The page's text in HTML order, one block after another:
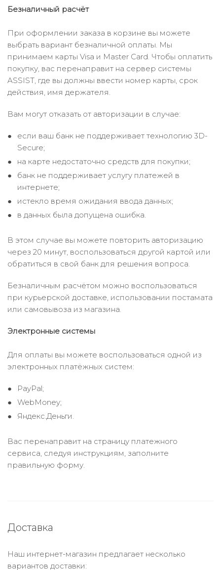
Безналичный расчёт
При оформлении заказа в корзине вы можете
выбрать вариант безналичной оплаты. Мы
принимаем карты Visa и Master Card. Чтобы оплатить
покупку, вас перенаправит на сервер системы
ASSIST, где вы должны ввести номер карты, срок
действия, имя держателя.
Вам могут отказать от авторизации в случае:
если ваш банк не поддерживает технологию 3D-
Secure;
на карте недостаточно средств для покупки;
банк не поддерживает услугу платежей в
интернете;
истекло время ожидания ввода данных;
в данных была допущена ошибка.
В этом случае вы можете повторить авторизацию
через 20 минут, воспользоваться другой картой или
обратиться в свой банк для решения вопроса.
Безналичным расчётом можно воспользоваться
при курьерской доставке, использовании постамата
или самовывоза из магазина.
Электронные системы
Для оплаты вы можете воспользоваться одной из
электронных платёжных систем:
PayPal;
WebMoney;
Яндекс.Деньги.
Вас перенаправит на страницу платежного
сервиса, следуя инструкциям, заполните
правильную форму.
Доставка
Наш интернет-магазин предлагает несколько
вариантов доставки: